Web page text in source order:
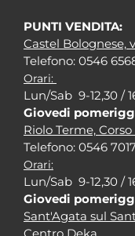
PUNTI VENDITA:
Castel Bolognese,
Telefono: 0546
Orari:
Lun/Sab 9-12,30 /
Giovedi
Riolo Terme,
Telefono: 0546
Orari:
Lun/Sab 9-12,30 /
Giovedi
Sant'Agata sul